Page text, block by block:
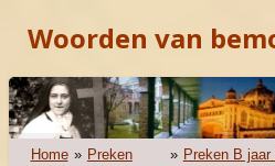
direct
de
hoofdinhoud
Woorden van
Home » Preken
» Preken B jaar